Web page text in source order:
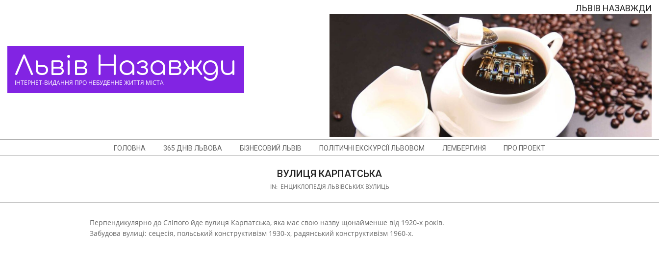
Львів Назавжди
ІНТЕРНЕТ-ВИДАННЯ ПРО НЕБУДЕННЕ ЖИТТЯ МІСТА
ЛЬВІВ НАЗАВЖДИ
Menu
ГОЛОВНА 365 ДНІВ ЛЬВОВА БІЗНЕСОВИЙ ЛЬВІВ ПОЛІТИЧНІ ЕКСКУРСІЇ ЛЬВОВОМ ЛЕМБЕРГИНЯ ПРО ПРОЕКТ
ВУЛИЦЯ КАРПАТСЬКА
IN: ЕНЦИКЛОПЕДІЯ ЛЬВІВСЬКИХ ВУЛИЦЬ
Перпендикулярно до Сліпого йде вулиця Карпатська, яка має свою назву щонайменше від 1920-х років.
Забудова вулиці: сецесія, польський конструктивізм 1930-х, радянський конструктивізм 1960-х.